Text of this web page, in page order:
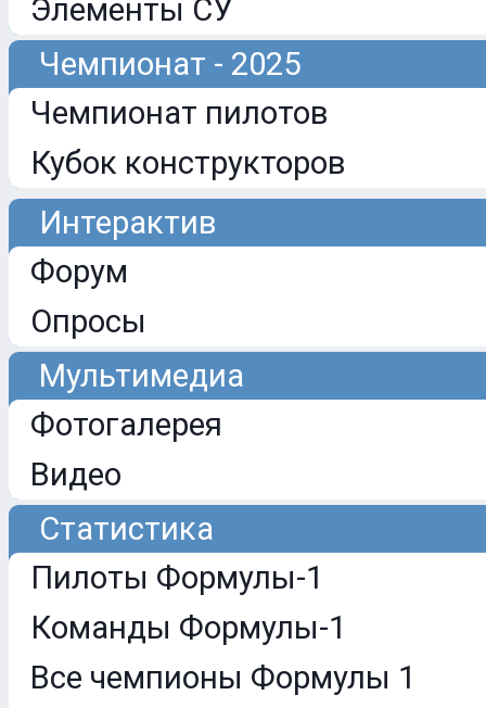
Элементы СУ
Чемпионат - 2025
Чемпионат пилотов
Кубок конструкторов
Интерактив
Форум
Опросы
Мультимедиа
Фотогалерея
Видео
Статистика
Пилоты Формулы-1
Команды Формулы-1
Все чемпионы Формулы 1